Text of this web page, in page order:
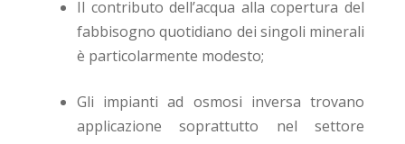
Il contributo dell’acqua alla copertura del
fabbisogno quotidiano dei singoli minerali
è particolarmente modesto;
Gli impianti ad osmosi inversa trovano
applicazione soprattutto nel settore